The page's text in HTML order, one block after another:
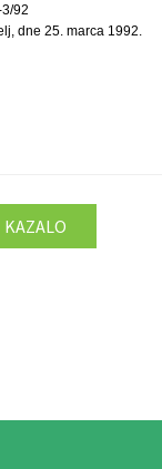
92
dne 25. marca 1992.
KAZALO